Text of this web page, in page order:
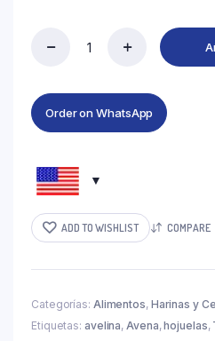
Order on WhatsApp
ADD TO WISHLIST COMPARE
Categorías: Alimentos, Harinas y
Etiquetas: avelina,Avena,hojuelas,